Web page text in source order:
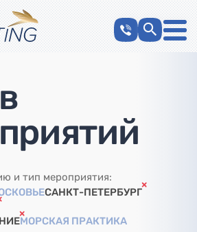
и тип мероприятия:
САНКТ-ПЕТЕРБУРГ
МОРСКАЯ ПРАКТИКА